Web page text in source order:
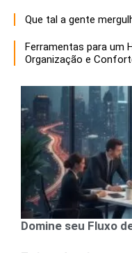
Que tal a gente
Ferramentas para um
Organização e
Domine seu Fluxo